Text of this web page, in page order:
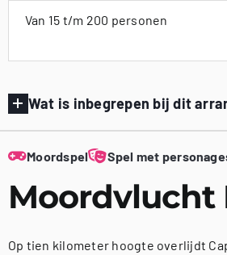
Van 15 t/m 200 personen
Wat is inbegrepen bij dit
Moordspel Spel met
Moordvlucht
Op tien kilometer hoogte overlijdt